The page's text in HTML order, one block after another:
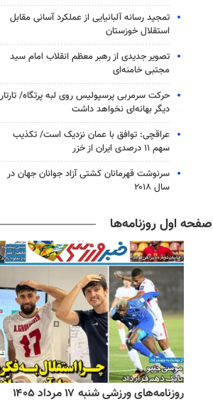
تمجید رسانه آلبانیایی از عملکرد آسانی مقابل
استقلال خوزستان
تصویر جدیدی از رهبر معظم انقلاب امام سید
مجتبی خامنه‌ای
حرکت سرمربی پرسپولیس روی لبه پرتگاه/ تارتار
دیگر بهانه‌ای نخواهد داشت
عراقچی: توافق با عمان نزدیک است/ تکذیب
سهم ۱۱ درصدی ایران از خزر
سرنوشت قهرمانان کشتی آزاد جوانان جهان در
سال ۲۰۱۸
صفحه اول روزنامه‌ها
روزنامه‌های ورزشی شنبه ۱۷ مرداد ۱۴۰۵